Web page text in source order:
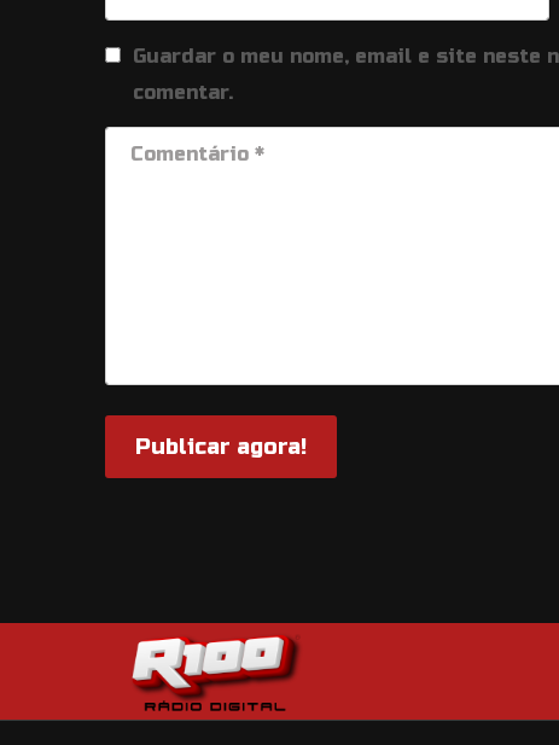
Guardar o meu nome, email e site neste
comentar.
Publicar agora!